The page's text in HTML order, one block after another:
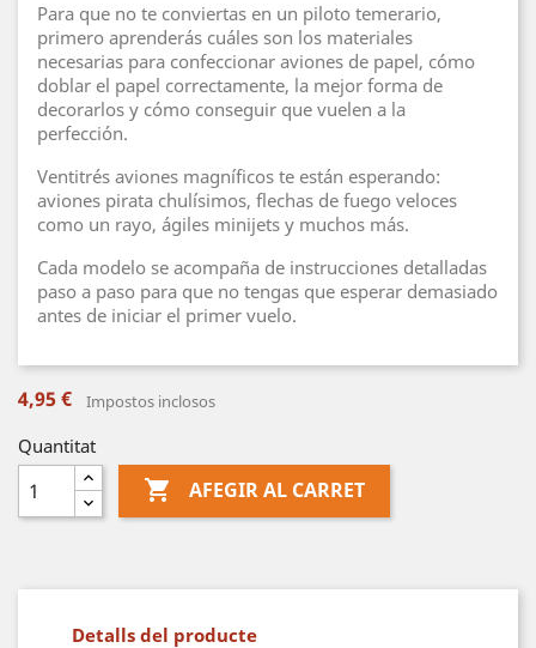
Para que no te conviertas en un piloto temerario,
primero aprenderás cuáles son los materiales
necesarias para confeccionar aviones de papel, cómo
doblar el papel correctamente, la mejor forma de
decorarlos y cómo conseguir que vuelen a la
perfección.
Ventitrés aviones magníficos te están esperando:
aviones pirata chulísimos, flechas de fuego veloces
como un rayo, ágiles minijets y muchos más.
Cada modelo se acompaña de instrucciones detalladas
paso a paso para que no tengas que esperar demasiado
antes de iniciar el primer vuelo.
4,95 € Impostos inclosos
Quantitat
 AFEGIR AL CARRET
Detalls del producte